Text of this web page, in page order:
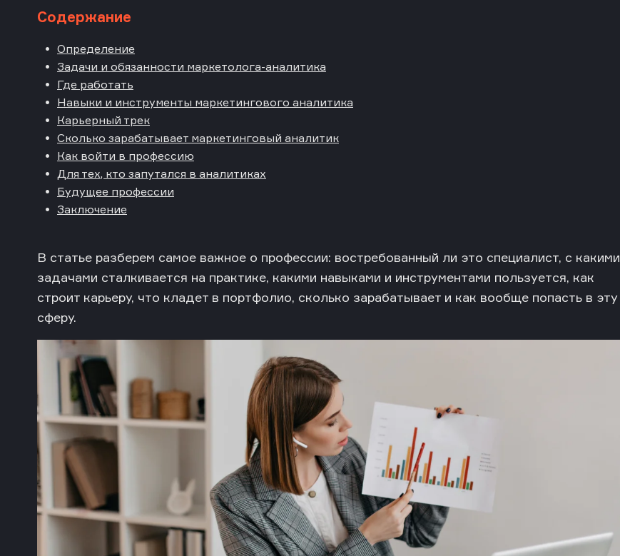
Содержание
Определение
Задачи и обязанности маркетолога-аналитика
Где работать
Навыки и инструменты маркетингового аналитика
Карьерный трек
Сколько зарабатывает маркетинговый аналитик
Как войти в профессию
Для тех, кто запутался в аналитиках
Будущее профессии
Заключение
В статье разберем самое важное о профессии: востребованный ли это специалист, с какими
задачами сталкивается на практике, какими навыками и инструментами пользуется, как
строит карьеру, что кладет в портфолио, сколько зарабатывает и как вообще попасть в эту
сферу.